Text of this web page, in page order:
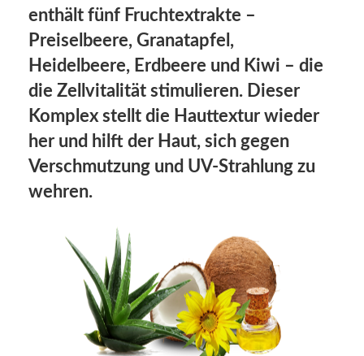
enthält fünf Fruchtextrakte –
Preiselbeere, Granatapfel,
Heidelbeere, Erdbeere und Kiwi – die
die Zellvitalität stimulieren. Dieser
Komplex stellt die Hauttextur wieder
her und hilft der Haut, sich gegen
Verschmutzung und UV-Strahlung zu
wehren.